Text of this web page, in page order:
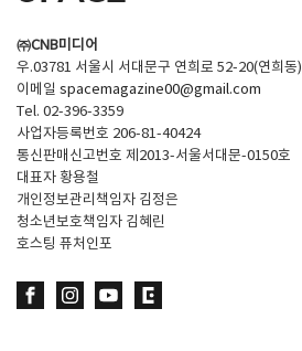
Contact
㈜CNB미디어
우.03781 서울시 서대문구 연희로 52-20(연희동)
이메일 spacemagazine00@gmail.com
Tel. 02-396-3359
사업자등록번호 206-81-40424
통신판매신고번호 제2013-서울서대문-0150호
대표자 황용철
개인정보관리책임자 김정은
청소년보호책임자 김혜린
호스팅 퓨처인포